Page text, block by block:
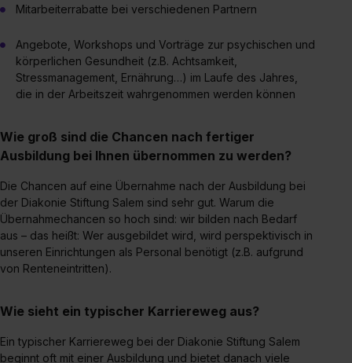
Mitarbeiterrabatte bei verschiedenen Partnern
Angebote, Workshops und Vorträge zur psychischen und
körperlichen Gesundheit (z.B. Achtsamkeit,
Stressmanagement, Ernährung…) im Laufe des Jahres,
die in der Arbeitszeit wahrgenommen werden können
Wie groß sind die Chancen nach fertiger
Ausbildung bei Ihnen übernommen zu werden?
Die Chancen auf eine Übernahme nach der Ausbildung bei
der Diakonie Stiftung Salem sind sehr gut. Warum die
Übernahmechancen so hoch sind: wir bilden nach Bedarf
aus – das heißt: Wer ausgebildet wird, wird perspektivisch in
unseren Einrichtungen als Personal benötigt (z.B. aufgrund
von Renteneintritten).
Wie sieht ein typischer Karriereweg aus?
Ein typischer Karriereweg bei der Diakonie Stiftung Salem
beginnt oft mit einer Ausbildung und bietet danach viele